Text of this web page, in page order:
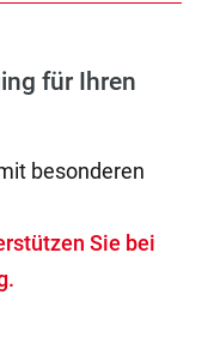
für Ihren
besonderen
Sie bei